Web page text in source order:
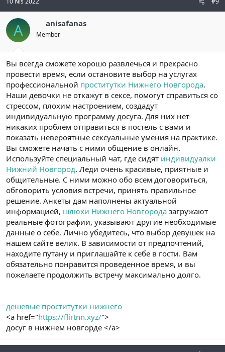
A anisafanas
Member
Вы всегда сможете хорошо развлечься и прекрасно
провести время, если остановите выбор на услугах
профессиональной проститутки Нижнего Новгорода.
Наши девочки не откажут в сексе, помогут справиться со
стрессом, плохим настроением, создадут
индивидуальную программу досуга. Для них нет
никаких проблем отправиться в постель с вами и
показать невероятные сексуальные умения на практике.
Вы сможете начать с ними общение в онлайн.
Используйте специальный чат, где сидят индивидуалки
Нижний Новгород. Леди очень красивые, приятные и
общительные. С ними можно обо всем договориться,
обговорить условия встречи, принять правильное
решение. Анкеты дам наполнены актуальной
информацией, шлюхи Нижнего Новгорода загружают
реальные фотографии, указывают другие необходимые
данные о себе. Лично убедитесь, что выбор девушек на
нашем сайте велик. В зависимости от предпочтений,
находите путану и приглашайте к себе в гости. Вам
обязательно понравится проведенное время, и вы
пожелаете продолжить встречу максимально долго.
дешевые проститутки нижнего
<a href="https://flirtnn.xyz/">
досуг в нижнем новгорде </a>